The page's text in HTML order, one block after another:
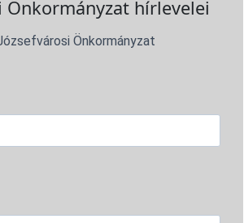
Önkormányzat hírlevelei
Önkormányzat